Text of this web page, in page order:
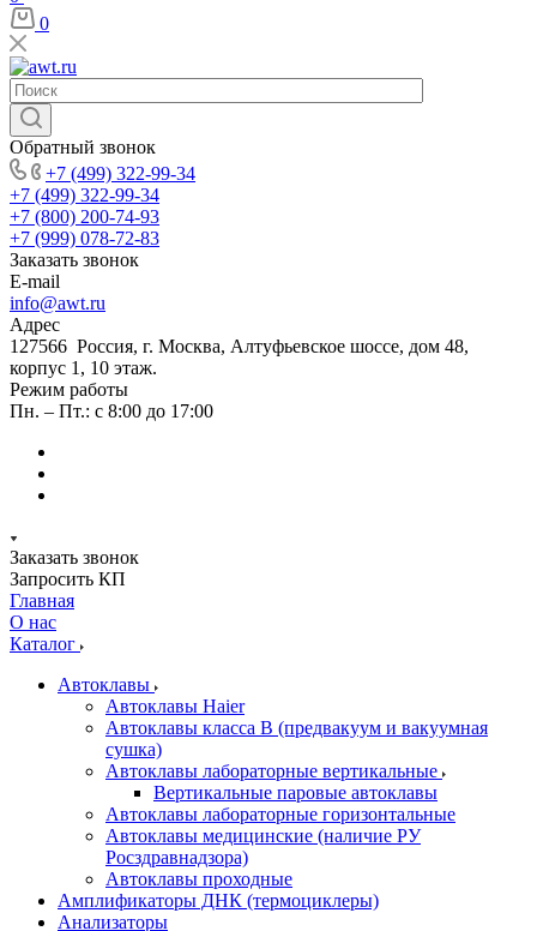
0
Обратный звонок
+7 (499) 322-99-34
+7 (499) 322-99-34
+7 (800) 200-74-93
+7 (999) 078-72-83
Заказать звонок
E-mail
info@awt.ru
Адрес
127566 Россия, г. Москва, Алтуфьевское шоссе, дом 48,
корпус 1, 10 этаж.
Режим работы
Пн. – Пт.: с 8:00 до 17:00
Заказать звонок
Запросить КП
Главная
О нас
Каталог
Автоклавы
Автоклавы Haier
Автоклавы класса B (предвакуум и вакуумная
сушка)
Автоклавы лабораторные вертикальные
Вертикальные паровые автоклавы
Автоклавы лабораторные горизонтальные
Автоклавы медицинские (наличие РУ
Росздравнадзора)
Автоклавы проходные
Амплификаторы ДНК (термоциклеры)
Анализаторы